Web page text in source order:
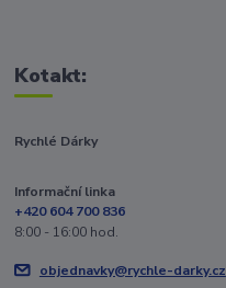
Kotakt:
Rychlé Dárky
Informační linka
+420 604 700 836
8:00 - 16:00 hod.
objednavky@rychle-darky.cz